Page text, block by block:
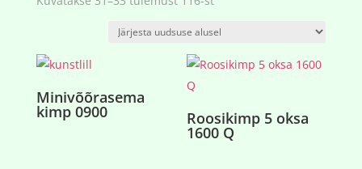
järgi
Minivõõrasema
kimp 0900 Roosikimp 5 oksa
1600 Q